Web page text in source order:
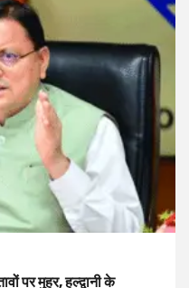
पर मुहर, हल्द्वानी के